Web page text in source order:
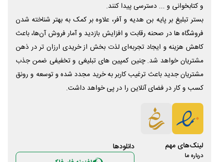
و کتابخوانی و ... دسترسی پیدا کنند.
بستر تبلیغ بر پایه بن هدیه و آفر، علاوه بر کمک به بهتر شناخته شدن
فروشگاه ها در صحنه رقابت و افزایش بازدید و آمار فروش آن‌ها، باعث
کاهش هزینه و ایجاد تجربه‌ای لذت بخش از خریدی ارزان تر در ذهن
مشتریان خواهد شد. چنین کمپین های تبلیغی و تخفیفی ضمن جذب
مشتریان جدید باعث ترغیب کاربر به خرید مجدد شده و توسعه و رونق
کسب و کار در فضای آنلاین را در پی خواهد داشت.
لینک‌های مهم
درباره ما
دانلود‌ها